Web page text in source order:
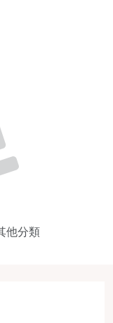
他分類